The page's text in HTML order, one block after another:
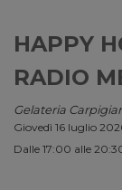
HAPPY
RADIO
Gelateria
Giovedì 16 luglio
Dalle 17:00 alle